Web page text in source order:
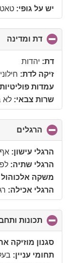
יש על גופי:
דת ומדינה
דת: יהדות
זיקה לדת:
עמדות
שרות צבאי: לא
הרגלים
to
הרגלי עישון:
הרגלי שתיה:
משקה אלכוהול
הרגלי אכילה:
תכונות
סגנון מוזיקה
תחומי עניין: